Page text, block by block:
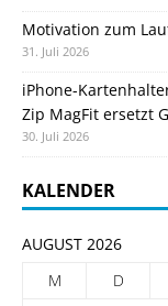
Motivation zum
31. Juli 2026
iPhone-
Zip MagFit ersetzt
30. Juli 2026
KALENDER
AUGUST 2026
M
D